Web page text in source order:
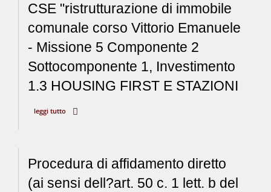
CSE "ristrutturazione di immobile
comunale corso Vittorio Emanuele
- Missione 5 Componente 2
Sottocomponente 1, Investimento
1.3 HOUSING FIRST E STAZIONI
leggi tutto
Procedura di affidamento diretto
(ai sensi dell?art. 50 c. 1 lett. b del